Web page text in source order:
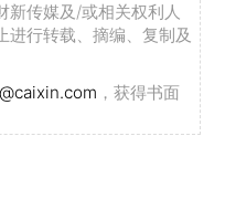
新传媒及/或相关权利人
进行转载、摘编、复制及
，获得书面